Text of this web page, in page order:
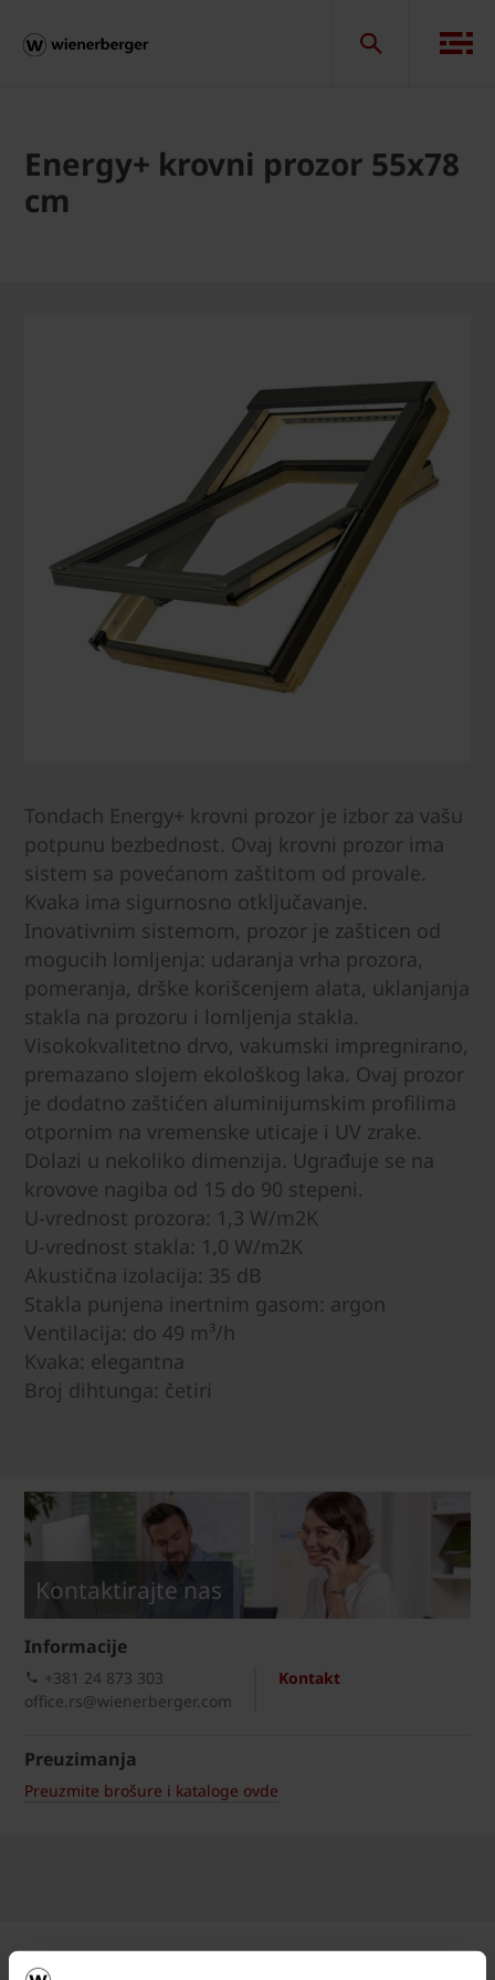
Energy+ krovni prozor 55x78
cm
Tondach Energy+ krovni prozor je izbor za vašu
potpunu bezbednost. Ovaj krovni prozor ima
sistem sa povećanom zaštitom od provale.
Kvaka ima sigurnosno otključavanje.
Inovativnim sistemom, prozor je zašticen od
mogucih lomljenja: udaranja vrha prozora,
pomeranja, drške korišcenjem alata, uklanjanja
stakla na prozoru i lomljenja stakla.
Visokokvalitetno drvo, vakumski impregnirano,
premazano slojem ekološkog laka. Ovaj prozor
je dodatno zaštićen aluminijumskim profilima
otpornim na vremenske uticaje i UV zrake.
Dolazi u nekoliko dimenzija. Ugrađuje se na
krovove nagiba od 15 do 90 stepeni.
U-vrednost prozora: 1,3 W/m2K
U-vrednost stakla: 1,0 W/m2K
Akustična izolacija: 35 dB
Stakla punjena inertnim gasom: argon
Ventilacija: do 49 m³/h
Kvaka: elegantna
Broj dihtunga: četiri
Kontaktirajte nas
Informacije
Kontakt
+381 24 873 303
office.rs@wienerberger.com
Preuzimanja
Preuzmite brošure i kataloge ovde